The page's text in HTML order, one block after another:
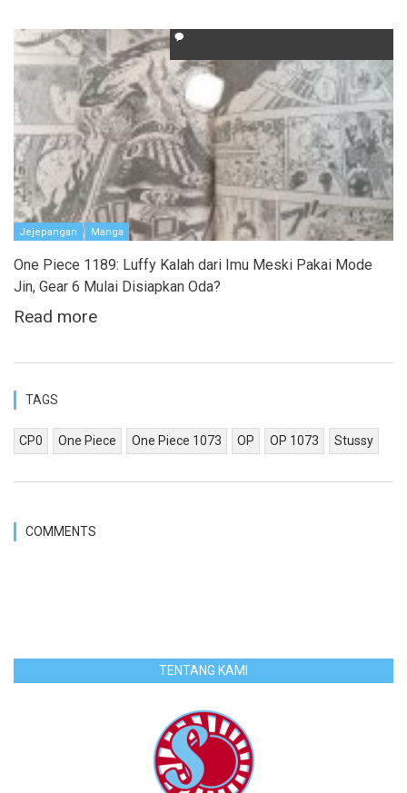
Jejepangan Manga
One Piece 1189: Luffy Kalah dari Imu Meski Pakai Mode
Jin, Gear 6 Mulai Disiapkan Oda?
Read more
TAGS
CP0 One Piece One Piece 1073 OP OP 1073 Stussy
COMMENTS
TENTANG KAMI